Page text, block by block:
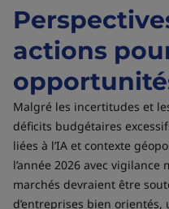
actions
Malgré les incertitudes et
déficits budgétaires
liées à l’IA et contexte
l’année 2026 avec
marchés devraient être
d’entreprises bien